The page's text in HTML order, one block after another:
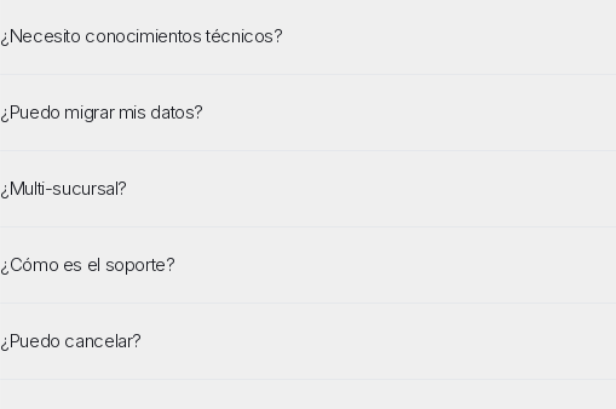
¿Necesito conocimientos técnicos?
¿Puedo migrar mis datos?
¿Multi-sucursal?
¿Cómo es el soporte?
¿Puedo cancelar?